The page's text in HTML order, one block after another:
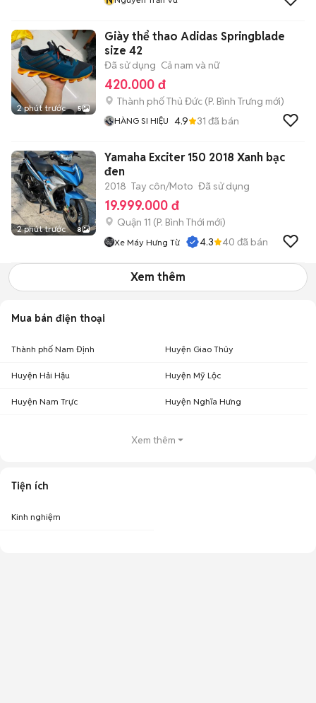
2 phút trước 5
Giày thể thao Adidas Springblade
size 42
Đã sử dụng Cả nam và nữ
420.000 đ
Thành phố Thủ Đức (P. Bình Trưng mới)
HÀNG SI HIỆU 4.9 31 đã bán
2 phút trước 8
Yamaha Exciter 150 2018 Xanh bạc
đen
2018 Tay côn/Moto Đã sử dụng
19.999.000 đ
Quận 11 (P. Bình Thới mới)
Xe Máy Hưng Từ 4.3 40 đã bán
Xem thêm
Mua bán điện thoại
Thành phố Nam Định Huyện Giao Thủy
Huyện Hải Hậu Huyện Mỹ Lộc
Huyện Nam Trực Huyện Nghĩa Hưng
Xem thêm
Tiện ích
Kinh nghiệm